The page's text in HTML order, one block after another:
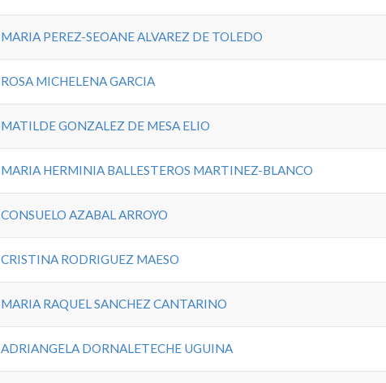
MARIA PEREZ-SEOANE ALVAREZ DE TOLEDO
ROSA MICHELENA GARCIA
MATILDE GONZALEZ DE MESA ELIO
MARIA HERMINIA BALLESTEROS MARTINEZ-BLANCO
CONSUELO AZABAL ARROYO
CRISTINA RODRIGUEZ MAESO
MARIA RAQUEL SANCHEZ CANTARINO
ADRIANGELA DORNALETECHE UGUINA